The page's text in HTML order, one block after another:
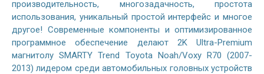
производительность, многозадачность, простота
использования, уникальный простой интерфейс и многое
другое! Современные компоненты и оптимизированное
программное обеспечение делают 2K Ultra-Premium
магнитолу SMARTY Trend Toyota Noah/Voxy R70 (2007-
2013) лидером среди автомобильных головных устройств